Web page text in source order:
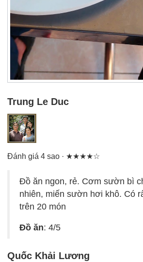
Trung Le Duc
Đánh giá 4 sao · ★★★★☆
Đồ ăn ngon, rẻ. Cơm sườn bì
nhiên, miến sườn hơi khô. Có
trên 20 món
Đồ ăn: 4/5
Quốc Khải Lương